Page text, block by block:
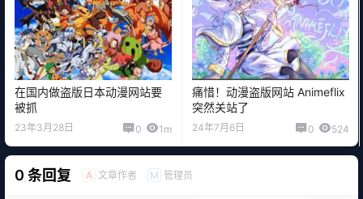
在国内做盗版日本动漫网站要
被抓
23年3月28日 0 1m
痛惜！动漫盗版网站 Animeflix
突然关站了
24年7月6日 0 524
0 条回复 A 文章作者 M 管理员